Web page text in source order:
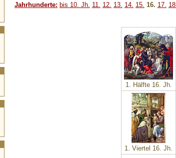
Jahrhunderte: bis 10. Jh. 11. 12. 13. 14. 15. 16. 17. 18.
1. Hälfte 16. Jh.
1. Viertel 16. Jh.